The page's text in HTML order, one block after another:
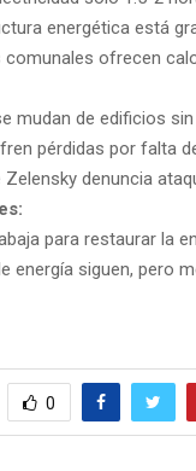
energética está
ofrecen
mudan de edificios
pérdidas por falta
Zelensky denuncia
para restaurar la
energía siguen, pero
0